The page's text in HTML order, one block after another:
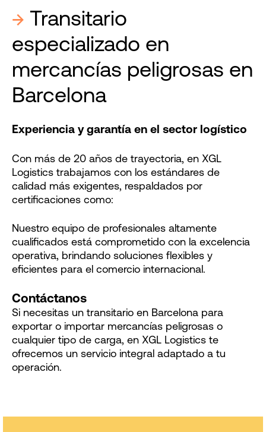
→ Transitario
especializado en
mercancías peligrosas en
Barcelona
Experiencia y garantía en el sector logístico
Con más de 20 años de trayectoria, en XGL
Logistics trabajamos con los estándares de
calidad más exigentes, respaldados por
certificaciones como:
Nuestro equipo de profesionales altamente
cualificados está comprometido con la excelencia
operativa, brindando soluciones flexibles y
eficientes para el comercio internacional.
Contáctanos
Si necesitas un transitario en Barcelona para
exportar o importar mercancías peligrosas o
cualquier tipo de carga, en XGL Logistics te
ofrecemos un servicio integral adaptado a tu
operación.